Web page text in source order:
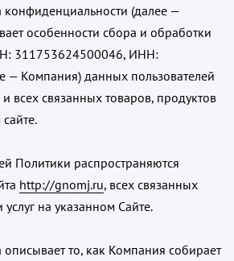
(далее —
особенности сбора и обработки
311753624500046, ИНН:
— Компания) данных пользователей
и всех связанных товаров, продуктов
Политики распространяются
http://gnomj.ru, всех связанных
на указанном Сайте.
то, как Компания собирает